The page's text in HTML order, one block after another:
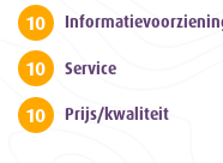
10
10 Service
10 Prijs/kwaliteit